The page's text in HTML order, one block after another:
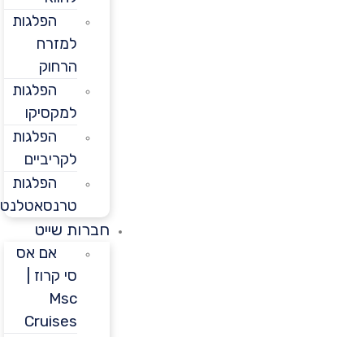
הפלגות
למזרח
הרחוק
הפלגות
למקסיקו
הפלגות
לקריביים
הפלגות
טרנסאטלנטיות
חברות שייט
אם אס
סי קרוז |
Cruises